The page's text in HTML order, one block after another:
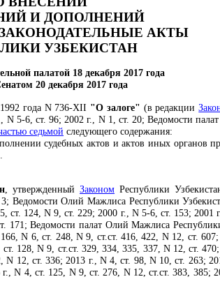
И ДОПОЛНЕНИЙ
АКТЫ
УЗБЕКИСТАН
палатой 18 декабря 2017 года
20 декабря 2017 года
года N 736-XII "О залоге" (в редакции
5-6, ст. 96; 2002 г., N 1, ст. 20; Ведомости
седьмой следующего содержания:
судебных актов и актов иных органов
, утвержденныйЗаконом Республики
Ведомости Олий Мажлиса Республики
124, N 9, ст. 229; 2000 г., N 5-6, ст. 153; 2001
171; Ведомости палат Олий Мажлиса
N 6, ст. 248, N 9, ст.ст. 416, 422, N 12, ст.
128, N 9, ст.ст. 329, 334, 335, 337, N 12, ст.
12, ст. 336; 2013 г., N 4, ст. 98, N 10, ст. 263;
N 4, ст. 125, N 9, ст. 276, N 12, ст.ст. 383, 385;